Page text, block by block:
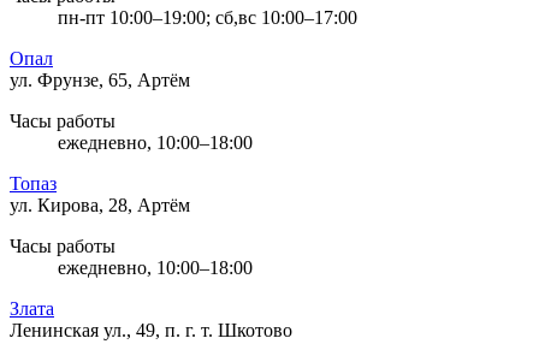
пн-пт 10:00–19:00; сб,вс 10:00–17:00
Опал
ул. Фрунзе, 65, Артём
Часы работы
ежедневно, 10:00–18:00
Топаз
ул. Кирова, 28, Артём
Часы работы
ежедневно, 10:00–18:00
Злата
Ленинская ул., 49, п. г. т. Шкотово